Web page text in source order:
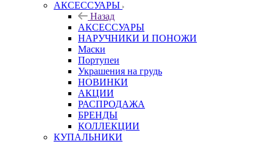
АКСЕССУАРЫ
Назад
АКСЕССУАРЫ
НАРУЧНИКИ И ПОНОЖИ
Маски
Портупеи
Украшения на грудь
НОВИНКИ
АКЦИИ
РАСПРОДАЖА
БРЕНДЫ
КОЛЛЕКЦИИ
КУПАЛЬНИКИ